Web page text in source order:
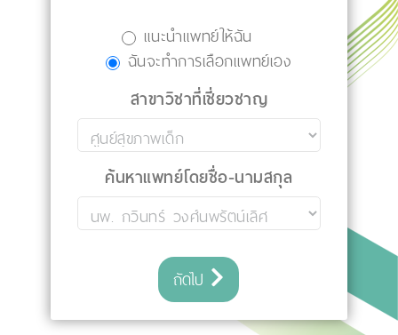
แนะนำแพทย์ให้ฉัน
ฉันจะทำการเลือกแพทย์เอง
สาขาวิชาที่เชี่ยวชาญ
ค้นหาแพทย์โดยชื่อ-นามสกุล
ถัดไป